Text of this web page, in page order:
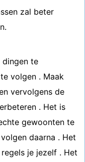
zal beter
dingen te
volgen . Maak
vervolgens de
. Het is
gewoonten te
daarna . Het
je jezelf . Het